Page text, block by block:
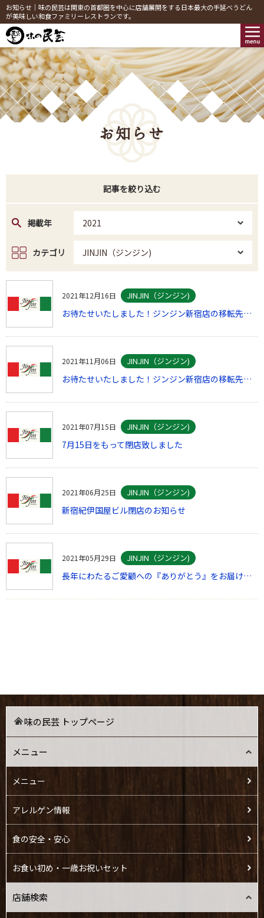
お知らせ｜味の民芸は関東の首都圏を中心に店舗展開をする日本最大の手延べうどん
が美味しい和食ファミリーレストランです。
お知らせ
記事を絞り込む
掲載年 2021
カテゴリ JINJIN（ジンジン)
2021年12月16日 JINJIN（ジンジン)
お待たせいたしました！ジンジン新宿店の移転先が見つかりました。
2021年11月06日 JINJIN（ジンジン)
お待たせいたしました！ジンジン新宿店の移転先が見つかりました。
2021年07月15日 JINJIN（ジンジン)
7月15日をもって閉店致しました
2021年06月25日 JINJIN（ジンジン)
新宿紀伊国屋ビル閉店のお知らせ
2021年05月29日 JINJIN（ジンジン)
長年にわたるご愛顧への『ありがとう』をお届けします！ ～新宿紀伊国屋ビル入店3店舗が閉店いたします～
味の民芸 トップページ
メニュー
メニュー
アレルゲン情報
食の安全・安心
お食い初め・一歳お祝いセット
店舗検索